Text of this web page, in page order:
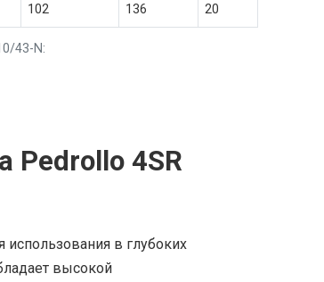
43-N:
102 136 20
Pedrollo 4SR
в глубоких
высокой